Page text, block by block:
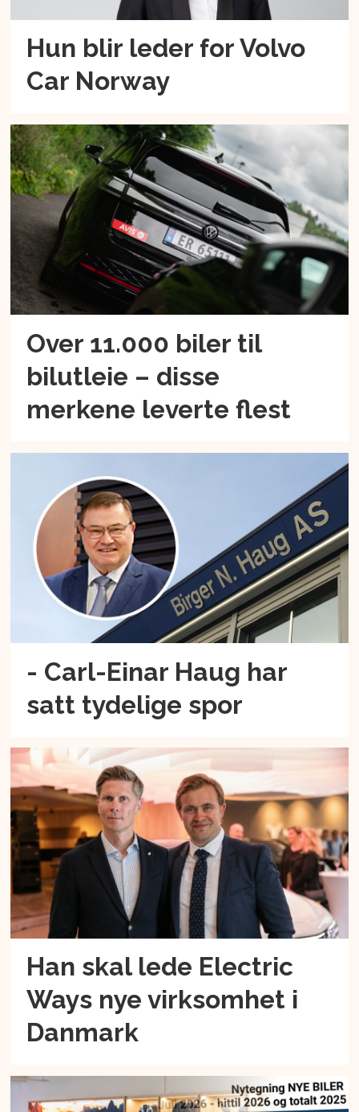
Hun blir leder for Volvo
Car Norway
Over 11.000 biler til
bilutleie – disse
merkene leverte flest
- Carl-Einar Haug har
satt tydelige spor
Han skal lede Electric
Ways nye virksomhet i
Danmark